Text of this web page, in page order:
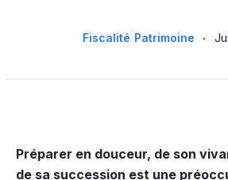
Fiscalité Patrimoine
Préparer en douceur, de son
de sa succession est une